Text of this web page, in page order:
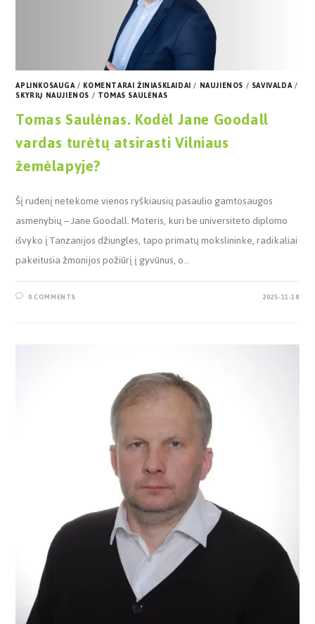
APLINKOSAUGA/ KOMENTARAI ŽINIASKLAIDAI/ NAUJIENOS/ SAVIVALDA/
SKYRIŲ NAUJIENOS/ TOMAS SAULĖNAS
Tomas Saulėnas. Kodėl Jane Goodall
vardas turėtų atsirasti Vilniaus
žemėlapyje?
Šį rudenį netekome vienos ryškiausių pasaulio gamtosaugos
asmenybių – Jane Goodall. Moteris, kuri be universiteto diplomo
išvyko į Tanzanijos džiungles, tapo primatų mokslininke, radikaliai
pakeitusia žmonijos požiūrį į gyvūnus, o…
0 COMMENTS 2025-11-18